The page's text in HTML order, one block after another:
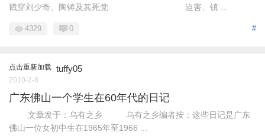
戳穿刘少奇、陶铸及其死党 迫害、镇 ...
#
4329 0
点击重新加载 tuffy05
2010-2-8
广东佛山一个学生在60年代的日记
文章发于：乌有之乡 乌有之乡编者按：这些日记是广东
佛山一位女初中生在1965年至1966 ...